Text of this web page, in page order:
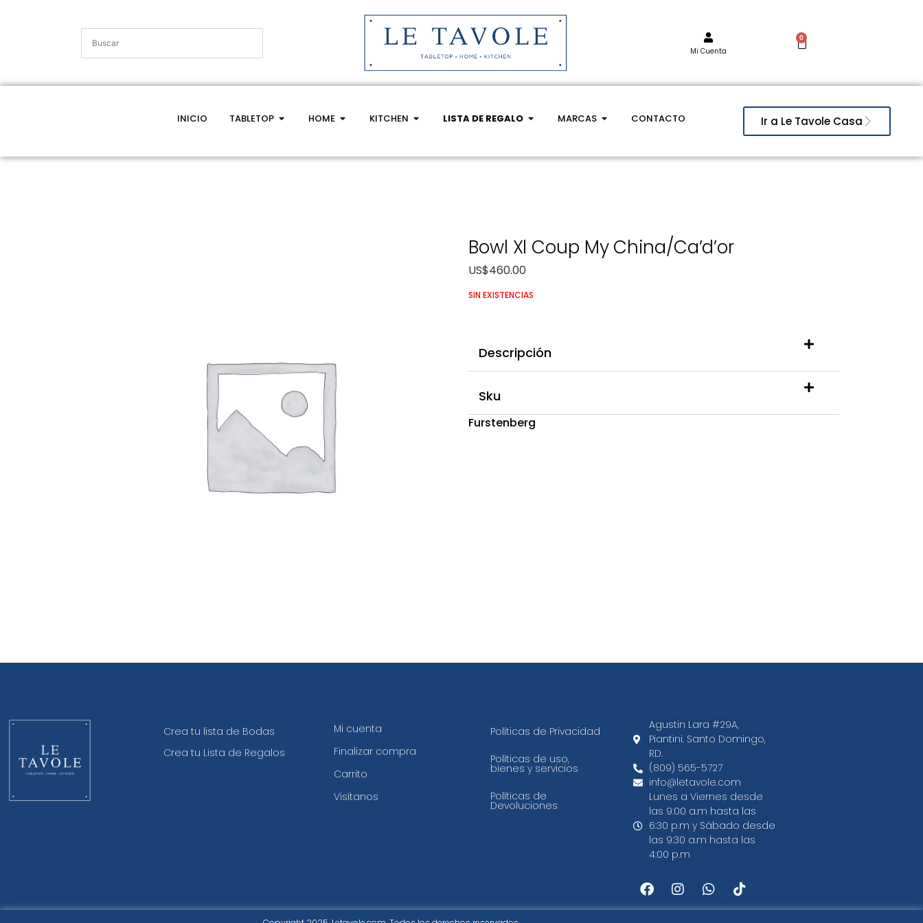
Mi Cuenta
0
INICIO TABLETOP HOME KITCHEN LISTA DE REGALO MARCAS CONTACTO Ir a Le Tavole Casa
Bowl Xl Coup My China/ca’d’or
US$460.00
SIN EXISTENCIAS
Descripción
Sku
Furstenberg
Crea tu lista de Bodas
Crea tu Lista de Regalos
Mi cuenta
Finalizar compra
Carrito
Visítanos
Políticas de Privacidad
Políticas de uso,
bienes y servicios
Políticas de
Devoluciones
Agustin Lara #29A,
Piantini. Santo Domingo,
RD.​
(809) 565-5727
info@letavole.com
Lunes a Viernes desde
las 9:00 a.m hasta las
6:30 p.m y Sábado desde
las 9:30 a.m hasta las
4:00 p.m